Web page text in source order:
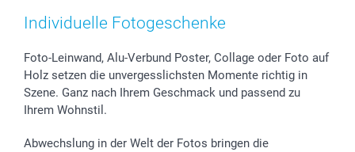
Individuelle Fotogeschenke
Foto-Leinwand, Alu-Verbund Poster, Collage oder Foto auf
Holz setzen die unvergesslichsten Momente richtig in
Szene. Ganz nach Ihrem Geschmack und passend zu
Ihrem Wohnstil.
Abwechslung in der Welt der Fotos bringen die